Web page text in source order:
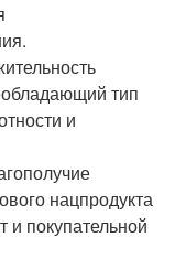
тип
и
нацпродукта
и покупательной